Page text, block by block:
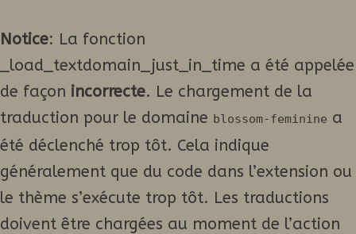
Notice: La fonction
_load_textdomain_just_in_time a été appelée
de façon incorrecte. Le chargement de la
traduction pour le domaine blossom-feminine a
été déclenché trop tôt. Cela indique
généralement que du code dans l’extension ou
le thème s’exécute trop tôt. Les traductions
doivent être chargées au moment de l’action